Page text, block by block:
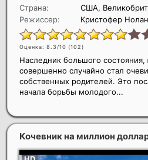
Страна:
США,
Режиссер:
Кристофер Нолан
Оценка: 8.3/10 (102)
Наследник большого
совершенно случайно стал
собственных родителей. Это
начала борьбы молодого...
Кочевник на миллион